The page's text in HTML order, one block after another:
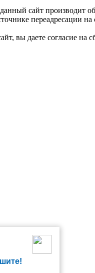
сайт производит
переадресации
вы даете согласие